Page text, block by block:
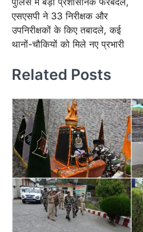
navigation
एसएसपी ने 33 निरीक्षक और
उपनिरीक्षकों के किए तबादले, कई
थानों-चौकियों को मिले नए प्रभारी
Related Posts